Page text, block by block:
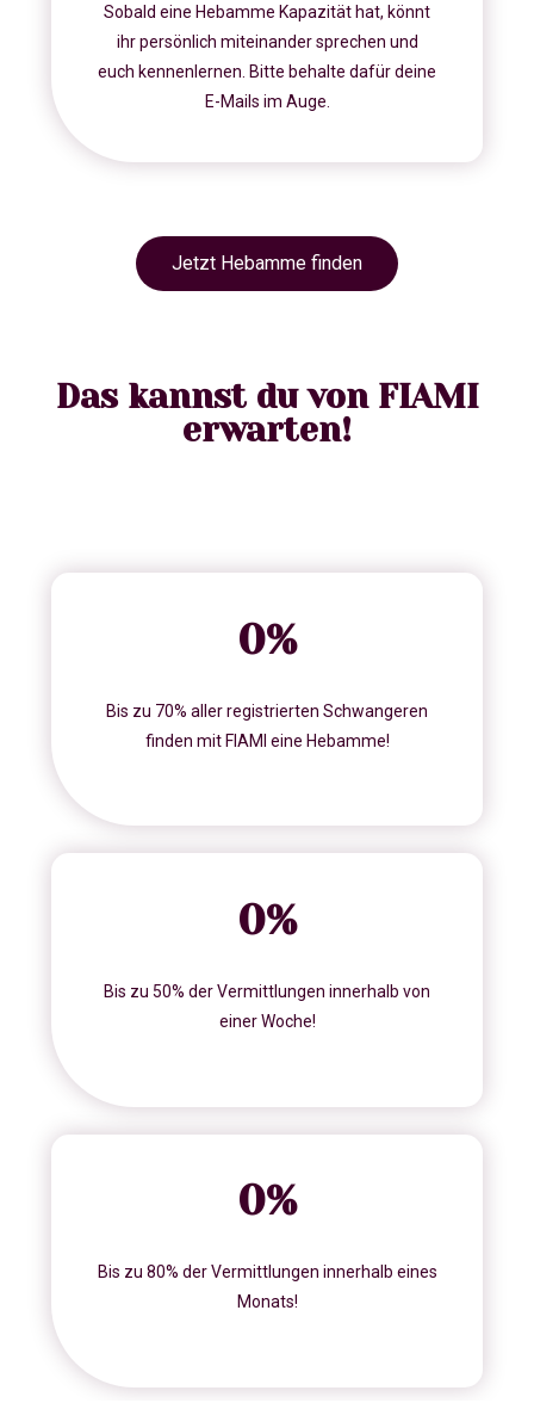
Sobald eine Hebamme Kapazität hat, könnt
ihr persönlich miteinander sprechen und
euch kennenlernen. Bitte behalte dafür deine
E-Mails im Auge.
Jetzt Hebamme finden
Das kannst du von FIAMI
erwarten!
0%
Bis zu 70% aller registrierten Schwangeren
finden mit FIAMI eine Hebamme!
0%
Bis zu 50% der Vermittlungen innerhalb von
einer Woche!
0%
Bis zu 80% der Vermittlungen innerhalb eines
Monats!